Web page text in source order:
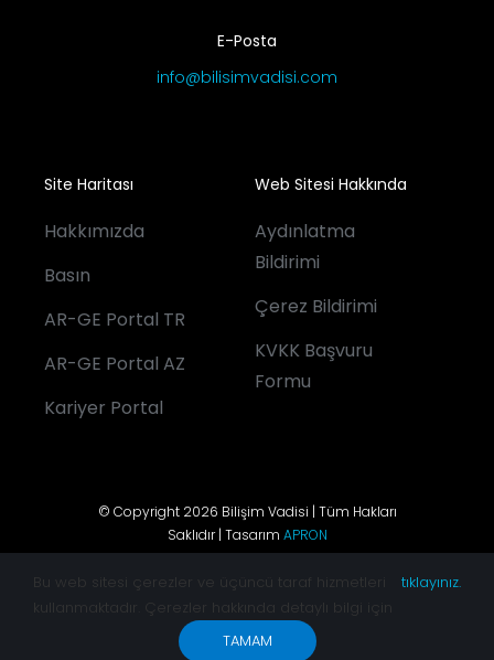
E-Posta
info@bilisimvadisi.com
Site Haritası
Hakkımızda
Basın
AR-GE Portal TR
AR-GE Portal AZ
Kariyer Portal
Web Sitesi Hakkında
Aydınlatma
Bildirimi
Çerez Bildirimi
KVKK Başvuru
Formu
© Copyright 2026 Bilişim Vadisi | Tüm Hakları
Saklıdır | Tasarım APRON
Bu web sitesi çerezler ve üçüncü taraf hizmetleri
kullanmaktadır. Çerezler hakkında detaylı bilgi için
tıklayınız.
TAMAM